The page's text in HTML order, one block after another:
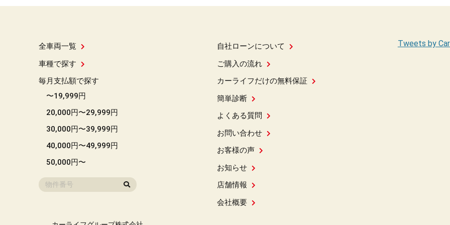
全車両一覧
車種で探す
毎月支払額で探す
〜19,999円
20,000円〜29,999円
30,000円〜39,999円
40,000円〜49,999円
50,000円〜
自社ローンについて
ご購入の流れ
カーライフだけの無料保証
簡単診断
よくある質問
お問い合わせ
お客様の声
お知らせ
店舗情報
会社概要
Tweets by